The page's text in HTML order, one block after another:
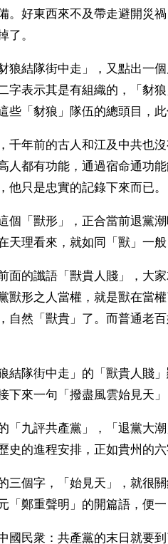
。好東西來不及帶走避開災
了。
狼結隊街中走」，又點出一
二字表示其是有組織的，「豺
些「豺狼」隊伍的總頭目，
千年前的古人和江及中共也
人都有功能，通過宿命通功
他只是忠實的記錄下來而已。
個「獸形」，正合當前退黨
天理看來，就如同「獸」一
面的讖語「獸貴人賤」，大
獸形之人當權，就是獸在當
自然「獸貴」了。而普通老
結隊街中走」的「獸貴人賤
下來一句「撥盡風雲始見天」
「九評共產黨」，「退黨大
史的進程安排，正如貴州的
三個字，「始見天」，就很
「鄭重聲明」的開篇語，便一
中國民衆：共產黨的末日就要